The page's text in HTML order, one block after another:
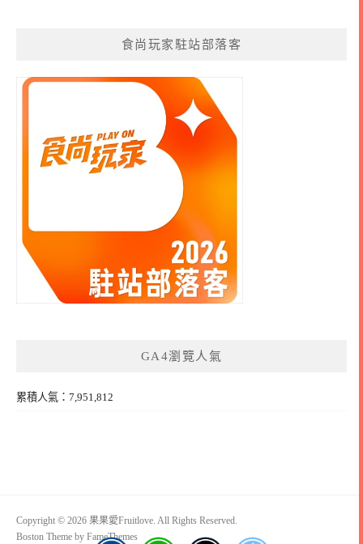
食尚玩家駐站部落客
GA4瀏覽人氣
累積人氣：7,951,812
Copyright © 2026 果果愛Fruitlove. All Rights Reserved.
Boston Theme by FameThemes